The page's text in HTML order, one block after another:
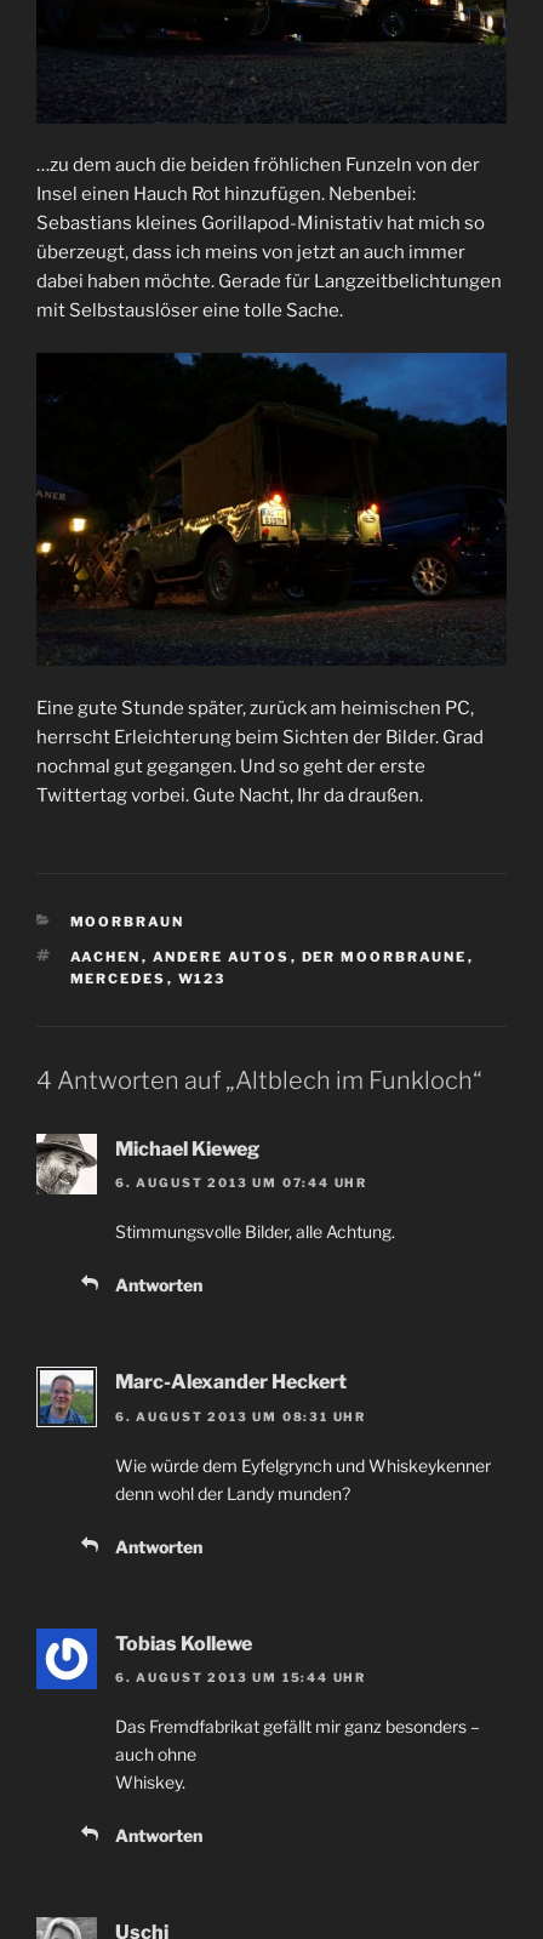
…zu dem auch die beiden fröhlichen Funzeln von der
Insel einen Hauch Rot hinzufügen. Nebenbei:
Sebastians kleines Gorillapod-Ministativ hat mich so
überzeugt, dass ich meins von jetzt an auch immer
dabei haben möchte. Gerade für Langzeitbelichtungen
mit Selbstauslöser eine tolle Sache.
Eine gute Stunde später, zurück am heimischen PC,
herrscht Erleichterung beim Sichten der Bilder. Grad
nochmal gut gegangen. Und so geht der erste
Twittertag vorbei. Gute Nacht, Ihr da draußen.
KATEGORIEN
MOORBRAUN
SCHLAGWÖRTER
AACHEN , ANDERE AUTOS , DER MOORBRAUNE ,
MERCEDES , W123
4 Antworten auf „Altblech im Funkloch“
Michael Kieweg
6. AUGUST 2013 UM 07:44 UHR
Stimmungsvolle Bilder, alle Achtung.
Antworten
Marc-Alexander Heckert
6. AUGUST 2013 UM 08:31 UHR
Wie würde dem Eyfelgrynch und Whiskeykenner
denn wohl der Landy munden?
Antworten
Tobias Kollewe
6. AUGUST 2013 UM 15:44 UHR
Das Fremdfabrikat gefällt mir ganz besonders –
auch ohne
Whiskey.
Antworten
Uschi